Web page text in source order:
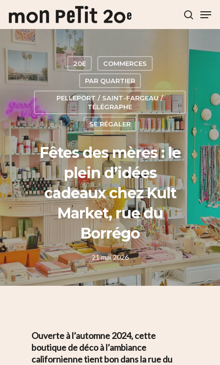
Hit enter to search or ESC to close
20E COMMERCES
PAR QUARTIER
PELLEPORT / SAINT-FARGEAU /
TÉLÉGRAPHE
SE RÉGALER
Fêtes des mères : le
plein d’idées
cadeaux chez Kult
Market, rue du
Borrégo
21 mai 2026
Ouverte à l’automne 2024, cette
boutique de déco à l’ambiance
californienne tient bon dans la rue du